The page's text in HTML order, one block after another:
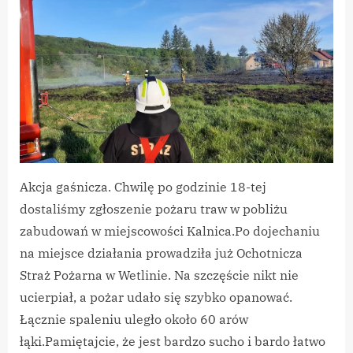
pożar
Akcja gaśnicza. Chwilę po godzinie 18-tej
dostaliśmy zgłoszenie pożaru traw w pobliżu
zabudowań w miejscowości Kalnica.Po dojechaniu
na miejsce działania prowadziła już Ochotnicza
Straż Pożarna w Wetlinie. Na szczęście nikt nie
ucierpiał, a pożar udało się szybko opanować.
Łącznie spaleniu uległo około 60 arów
łąki.Pamiętajcie, że jest bardzo sucho i bardo łatwo